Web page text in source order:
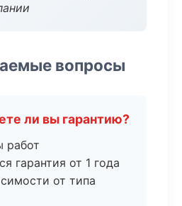
вопросы
ли вы гарантию?
работ
гарантия от 1 года
от типа